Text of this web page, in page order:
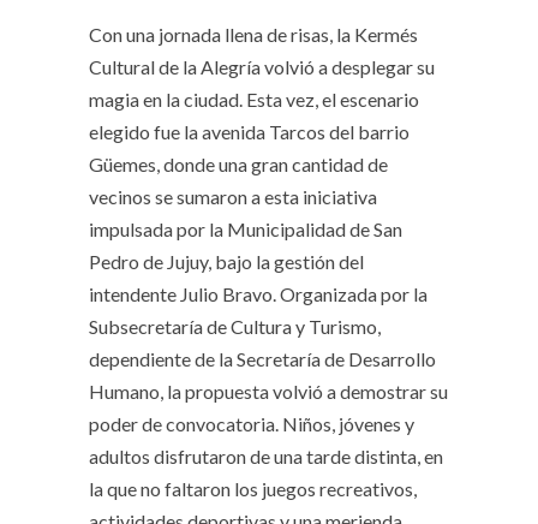
Con una jornada llena de risas, la Kermés
Cultural de la Alegría volvió a desplegar su
magia en la ciudad. Esta vez, el escenario
elegido fue la avenida Tarcos del barrio
Güemes, donde una gran cantidad de
vecinos se sumaron a esta iniciativa
impulsada por la Municipalidad de San
Pedro de Jujuy, bajo la gestión del
intendente Julio Bravo. Organizada por la
Subsecretaría de Cultura y Turismo,
dependiente de la Secretaría de Desarrollo
Humano, la propuesta volvió a demostrar su
poder de convocatoria. Niños, jóvenes y
adultos disfrutaron de una tarde distinta, en
la que no faltaron los juegos recreativos,